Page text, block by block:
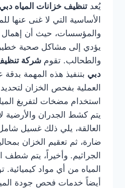
يُعد تنظيف خزانات المياه دبي
الأساسية التي لا غنى عنها
والمؤسسات، حيث أن إهمال
يؤدي إلى مشاكل صحية
والطحالب. تقوم شركة
دبي بتنفيذ هذه المهمة بدقة
العملية بفحص الخزان
استخدام مضخات لتفريغ
يتم كشط الجدران والأرضية
العالقة، يلي ذلك غسيل
ضارة، ثم تعقيم الخزان
الجراثيم. وأخيراً، يتم شطف
المياه من أي مواد
أيضاً خدمات فحص جودة